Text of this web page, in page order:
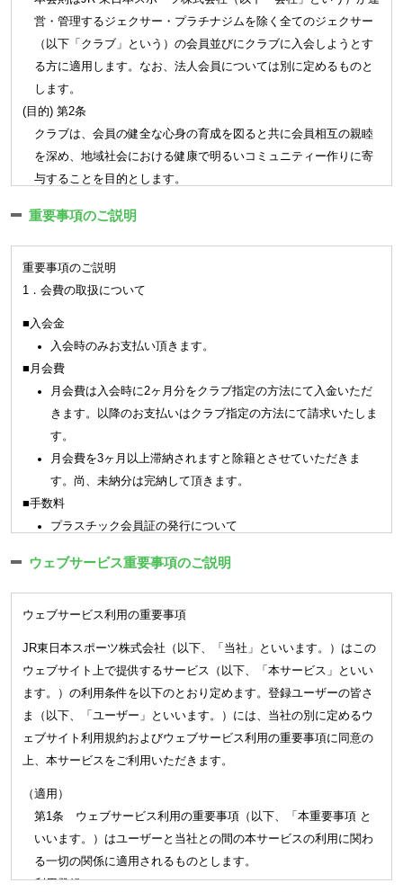
営・管理するジェクサー・プラチナジムを除く全てのジェクサー
（以下「クラブ」という）の会員並びにクラブに入会しようとす
る方に適用します。なお、法人会員については別に定めるものと
します。
(目的) 第2条
クラブは、会員の健全な心身の育成を図ると共に会員相互の親睦
を深め、地域社会における健康で明るいコミュニティー作りに寄
与することを目的とします。
第2章 会員
(会員) 第3条
クラブは会員制とし、クラブの継続的な利用は会員に限られま
す。
(2) 会員として、又はその保護者として、品位と社会的信用の無
(4) 刺青（タトゥーを含む）のある方（但し、クラブが別途定め
る基準に準じて認めた場合は除く）
(5)
妊娠をしている方（マタニティスクールは除く）
(6) 満１６歳未満の方（但し、各クラブの会員種別にて定められ
た資格に該当する会員は除く）
(7) 会社が運営管理を行うクラブを契約解除になった方
(8)
(会員資格の譲渡) 第5条
クラブの会員資格は、本人限りとし、譲渡若しくは相続その他、
包括継承できないものとします。
(未成年者) 第6条
重要事項のご説明
重要事項のご説明
1．会費の取扱について
■入会金
入会時のみお支払い頂きます。
■月会費
月会費は入会時に2ヶ月分をクラブ指定の方法にて入金いただ
きます。以降のお支払いはクラブ指定の方法にて請求いたしま
す。
月会費を3ヶ月以上滞納されますと除籍とさせていただきま
す。尚、未納分は完納して頂きます。
■手数料
プラスチック会員証の発行について
※ 一部プラスチック会員証のご利用、発行ができない店舗があり
ます。
紙の会員証の再発行について（キッズスクール）
2．各種届出のご案内
各種届出はご本人様（18歳未満については保護者）によるお手続き
をお願い致します。
メール、お電話、ご郵送での受付は出来かねます。会員証ご持参の
上、窓口にてお手続きをお願い致します。
ウェブサービス重要事項のご説明
ウェブサービス利用の重要事項
JR東日本スポーツ株式会社（以下、「当社」といいます。）はこの
ウェブサイト上で提供するサービス（以下、「本サービス」といい
ます。）の利用条件を以下のとおり定めます。登録ユーザーの皆さ
ま（以下、「ユーザー」といいます。）には、当社の別に定めるウ
ェブサイト利用規約およびウェブサービス利用の重要事項に同意の
上、本サービスをご利用いただきます。
（適用）
第1条 ウェブサービス利用の重要事項（以下、「本重要事項 と
いいます。）はユーザーと当社との間の本サービスの利用に関わ
る一切の関係に適用されるものとします。
（利用登録）